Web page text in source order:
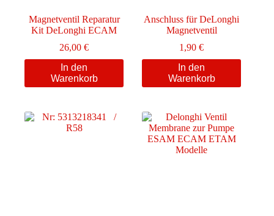
Magnetventil Reparatur
Kit DeLonghi ECAM
26,00€
In den
Warenkorb
Anschluss für DeLonghi
Magnetventil
1,90€
In den
Warenkorb